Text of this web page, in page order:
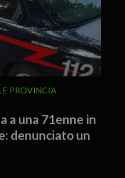
E PROVINCIA
a una 71enne in
denunciato un